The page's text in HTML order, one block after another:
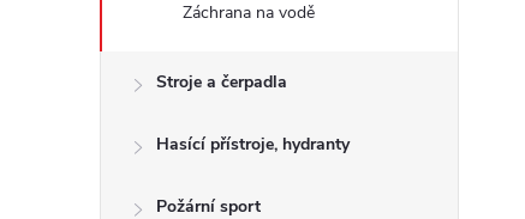
Záchrana na vodě
Stroje a čerpadla
Hasící přístroje, hydranty
Požární sport